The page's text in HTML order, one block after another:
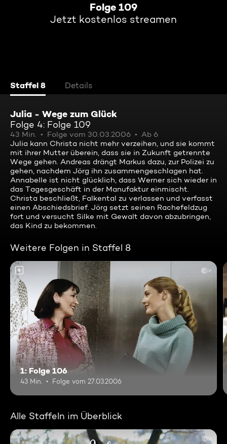
Folge 109
Jetzt kostenlos streamen
Staffel 8 Details
Julia - Wege zum Glück
Folge 4: Folge 109
43 Min. Folge vom 30.03.2006
Ab 6
Julia kann Christa nicht mehr verzeihen, und sie kommt
mit ihrer Mutter überein, dass sie in Zukunft getrennte
Wege gehen. Andreas drängt Markus dazu, zur Polizei zu
gehen, nachdem Jörg ihn zusammengeschlagen hat.
Annabelle ist nicht glücklich, dass Werner sich wieder in
das Tagesgeschäft in der Manufaktur einmischt.
Christa beschließt, Falkental zu verlassen und verfasst
einen Abschiedsbrief. Jörg setzt seinen Rachefeldzug
fort und versucht Silke mit Gewalt davon abzubringen,
das Kind zu bekommen.
Weitere Folgen in Staffel 8
6
1: Folge 106
43 Min. Folge vom 27.03.2006
Alle Staffeln im Überblick